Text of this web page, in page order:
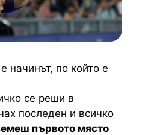
начинът, по който е
се реши в
последен и всичко
първото място